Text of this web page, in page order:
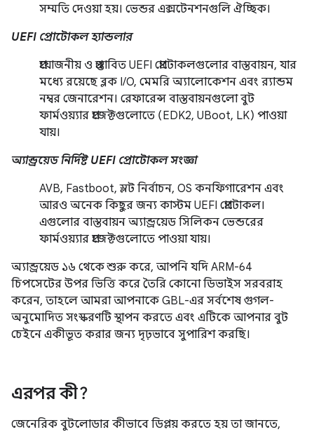
সম্মতি দেওয়া হয়। ভেন্ডর এক্সটেনশনগুলি ঐচ্ছিক।
UEFI প্রোটোকল হ্যান্ডলার
প্রয়োজনীয় ও প্রস্তাবিত UEFI প্রোটোকলগুলোর বাস্তবায়ন, যার
মধ্যে রয়েছে ব্লক I/O, মেমরি অ্যালোকেশন এবং র‍্যান্ডম
নম্বর জেনারেশন। রেফারেন্স বাস্তবায়নগুলো বুট
ফার্মওয়্যার প্রজেক্টগুলোতে (EDK2, UBoot, LK) পাওয়া
যায়।
অ্যান্ড্রয়েড নির্দিষ্ট UEFI প্রোটোকল সংজ্ঞা
AVB, Fastboot, স্লট নির্বাচন, OS কনফিগারেশন এবং
আরও অনেক কিছুর জন্য কাস্টম UEFI প্রোটোকল।
এগুলোর বাস্তবায়ন অ্যান্ড্রয়েড সিলিকন ভেন্ডরের
ফার্মওয়্যার প্রজেক্টগুলোতে পাওয়া যায়।
অ্যান্ড্রয়েড ১৬ থেকে শুরু করে, আপনি যদি ARM-64
চিপসেটের উপর ভিত্তি করে তৈরি কোনো ডিভাইস সরবরাহ
করেন, তাহলে আমরা আপনাকে GBL-এর সর্বশেষ গুগল-
অনুমোদিত সংস্করণটি স্থাপন করতে এবং এটিকে আপনার বুট
চেইনে একীভূত করার জন্য দৃঢ়ভাবে সুপারিশ করছি।
এরপর কী?
জেনেরিক বুটলোডার কীভাবে ডিপ্লয় করতে হয় তা জানতে,